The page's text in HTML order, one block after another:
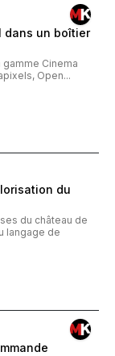
dans un boîtier
gamme Cinema
Open...
du
du château de
langage de